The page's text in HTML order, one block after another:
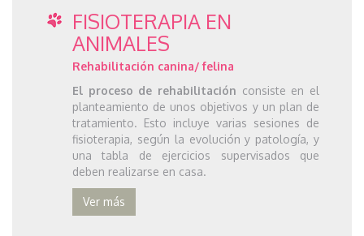
FISIOTERAPIA EN
ANIMALES
Rehabilitación canina/ felina
El proceso de rehabilitación consiste en el
planteamiento de unos objetivos y un plan de
tratamiento. Esto incluye varias sesiones de
fisioterapia, según la evolución y patología, y
una tabla de ejercicios supervisados que
deben realizarse en casa.
Ver más